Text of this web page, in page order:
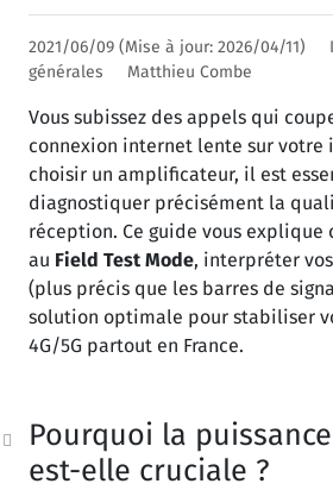
2021/06/09 (Mise à jour: 2026/04/11)
générales
Matthieu Combe
Vous subissez des appels qui
connexion internet lente sur votre
choisir un amplificateur, il est
diagnostiquer précisément la
réception. Ce guide vous explique
au Field Test Mode, interpréter
(plus précis que les barres de
solution optimale pour stabiliser
4G/5G partout en France.
Pourquoi la
est-elle cruciale ?